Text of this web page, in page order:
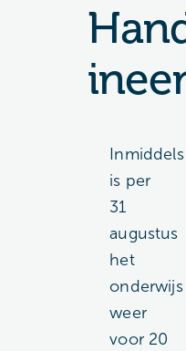
Inmiddels
is per
31
augustus
het
onderwijs
weer
voor 20